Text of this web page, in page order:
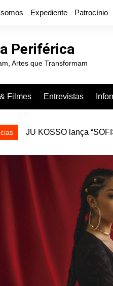
Expediente Patrocínio
Periférica
Artes que Transformam
Filmes Entrevistas
JU KOSSO lança
Projota relança a